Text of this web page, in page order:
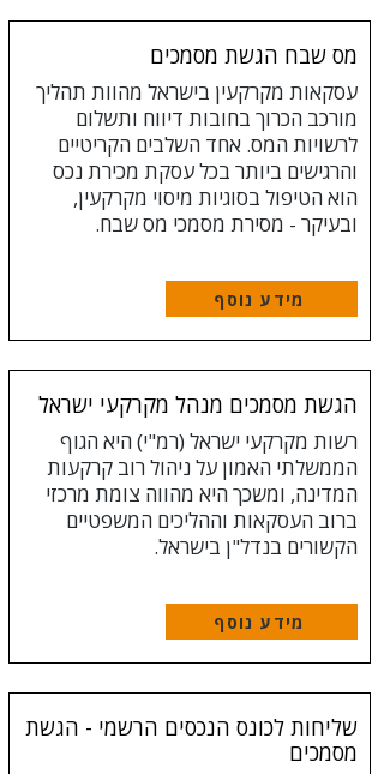
מס שבח הגשת מסמכים
עסקאות מקרקעין בישראל מהוות תהליך
מורכב הכרוך בחובות דיווח ותשלום
לרשויות המס. אחד השלבים הקריטיים
והרגישים ביותר בכל עסקת מכירת נכס
הוא הטיפול בסוגיות מיסוי מקרקעין,
ובעיקר - מסירת מסמכי מס שבח.
מידע נוסף
הגשת מסמכים מנהל מקרקעי ישראל
רשות מקרקעי ישראל (רמ"י) היא הגוף
הממשלתי האמון על ניהול רוב קרקעות
המדינה, ומשכך היא מהווה צומת מרכזי
ברוב העסקאות וההליכים המשפטיים
הקשורים בנדל"ן בישראל.
מידע נוסף
שליחות לכונס הנכסים הרשמי - הגשת
מסמכים